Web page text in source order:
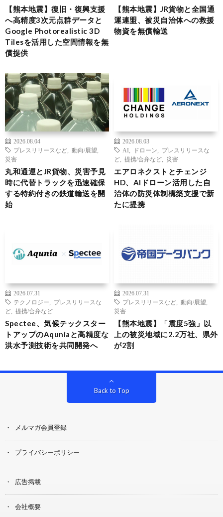
【熊本地震】復旧・復興支援
へ高精度3次元点群データと
Google Photorealistic 3D
Tilesを活用した空間情報を無
償提供
【熊本地震】JR貨物と全国通
運連盟、被災自治体への救援
物資を無償輸送
2026.08.04
プレスリリースなど
動向/展望
災害
丸和通運とJR貨物、災害予見
時に代替トラックを迅速確保
する特約付きの鉄道輸送を開
始
2026.08.03
AI
ドローン
プレスリリースな
ど
提携/合弁など 災害
エアロネクストとチェンジ
HD、AIドローン活用した自
治体の防災体制構築支援で新
たに提携
2026.07.31
テクノロジー
プレスリリースな
ど
提携/合弁など
Spectee、気候テックスター
トアップのAquniaと高精度な
洪水予測技術を共同開発へ
2026.07.31
プレスリリースなど
動向/展望
災害
【熊本地震】「震度5強」以
上の被災地域に2.2万社、県外
が2割
Back to Top
メルマガ会員登録
プライバシーポリシー
広告掲載
会社概要